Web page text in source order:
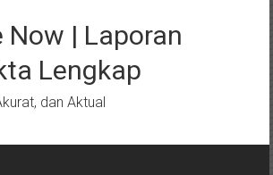
Now | Laporan
Lengkap
dan Aktual